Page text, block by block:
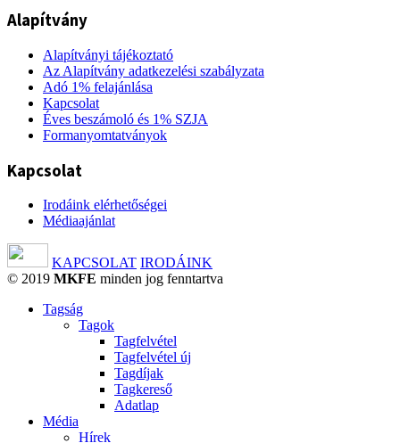
Alapítvány
Alapítványi tájékoztató
Az Alapítvány adatkezelési szabályzata
Adó 1% felajánlása
Kapcsolat
Éves beszámoló és 1% SZJA
Formanyomtatványok
Kapcsolat
Irodáink elérhetőségei
Médiaajánlat
KAPCSOLAT IRODÁINK
© 2019 MKFE minden jog fenntartva
Tagság
Tagok
Tagfelvétel
Tagfelvétel új
Tagdíjak
Tagkereső
Adatlap
Média
Hírek